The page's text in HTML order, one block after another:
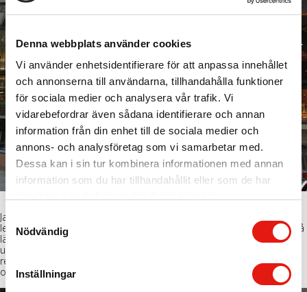
Denna webbplats använder cookies
Vi använder enhetsidentifierare för att anpassa innehållet
och annonserna till användarna, tillhandahålla funktioner
för sociala medier och analysera vår trafik. Vi
vidarebefordrar även sådana identifierare och annan
information från din enhet till de sociala medier och
annons- och analysföretag som vi samarbetar med.
Dessa kan i sin tur kombinera informationen med annan
information som du har tillhandahållit eller som de har
S
a
t
Nödvändig
Inställningar
Ja, inte bara en sign utan många! Vi är så stolta över att ha fått
leverera skyltarna till Stockholms mest spännande nya restaurang på
länge! När kärleken till näringsrika råvaror gifter sig med den
uppriktiga omtanken om varje gästs välbefinnande långt efter
restaurangbesöket så blir det en upplevelse man vill ha igen. Testa
om du inte varit här!